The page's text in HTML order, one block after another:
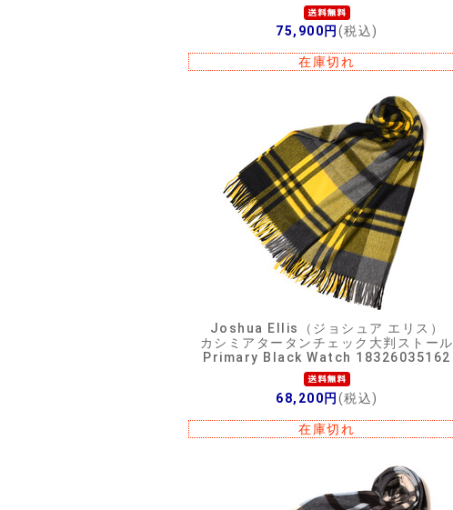
75,900円 (税込)
在庫切れ
Joshua Ellis（ジョシュア エリス）
カシミアタータンチェック大判ストール
Primary Black Watch 18326035162
68,200円(税込)
在庫切れ